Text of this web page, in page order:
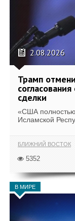
2.08.2026
Трамп
сделки
«США полностью
Исламской
БЛИЖНИЙ ВОСТОК
5352
В МИРЕ